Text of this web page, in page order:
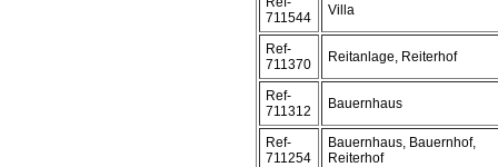
711544
Villa
Ref-
711370
Reitanlage, Reiterhof
Ref-
711312
Bauernhaus
Ref-
711254
Bauernhaus, Bauernhof,
Reiterhof